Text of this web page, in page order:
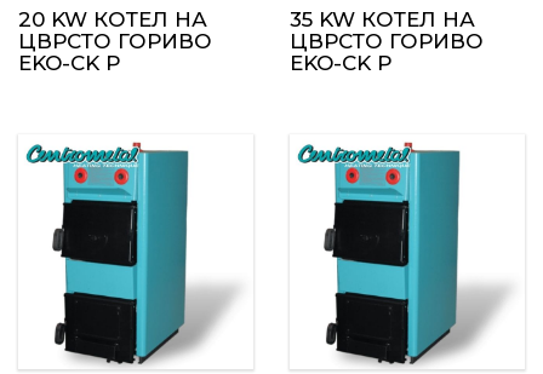
20 KW КОТЕЛ НА
ЦВРСТО ГОРИВО
EKO-CK P
35 KW КОТЕЛ НА
ЦВРСТО ГОРИВО
EKO-CK P